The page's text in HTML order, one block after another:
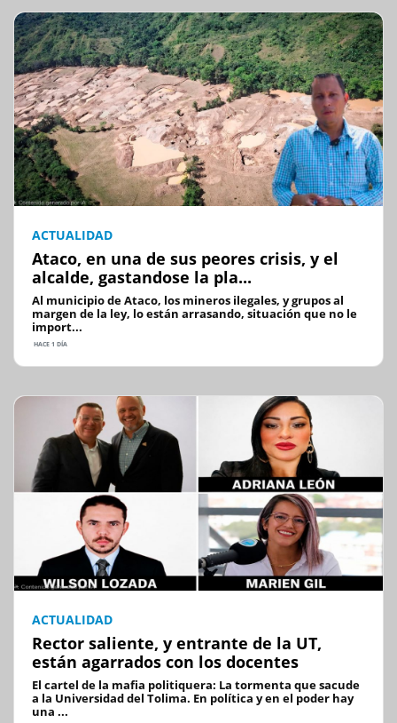
ACTUALIDAD
Ataco, en una de sus peores crisis, y el
alcalde, gastandose la pla...
Al municipio de Ataco, los mineros ilegales, y grupos al
margen de la ley, lo están arrasando, situación que no le
import...
HACE 1 DÍA
ACTUALIDAD
Rector saliente, y entrante de la UT,
están agarrados con los docentes
El cartel de la mafia politiquera: La tormenta que sacude
a la Universidad del Tolima. En política y en el poder hay
una ...